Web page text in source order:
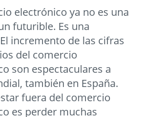
electrónico ya no es una
futurible. Es una
incremento de las cifras
del comercio
son espectaculares a
también en España.
fuera del comercio
es perder muchas